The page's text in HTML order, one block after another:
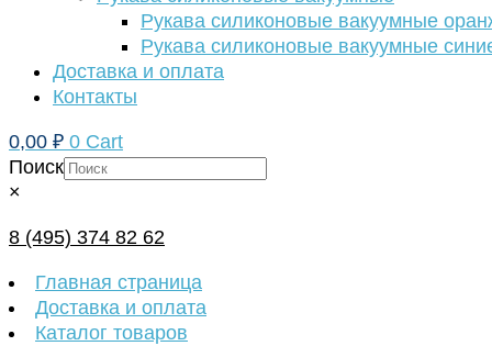
Рукава силиконовые вакуумные
Рукава силиконовые вакуумные
Доставка и оплата
Контакты
0,00 ₽ 0 Cart
Поиск
×
8 (495) 374 82 62
Главная страница
Доставка и оплата
Каталог товаров